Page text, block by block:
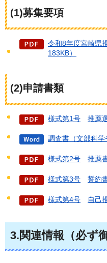
(1)募集要項
令和8年度宮崎県
183KB）
(2)申請書類
様式第1号 推薦
調査書（文部科学
様式第2号 推薦
様式第3号 誓約
様式第4号 自己
3.関連情報（必ず